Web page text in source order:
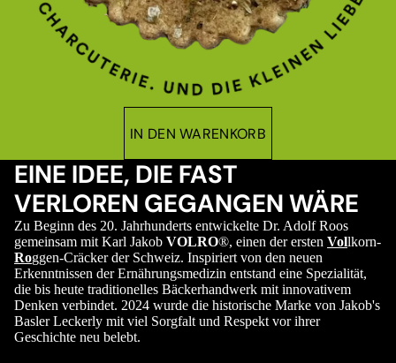
IN DEN WARENKORB
EINE IDEE, DIE FAST
VERLOREN GEGANGEN WÄRE
Zu Beginn des 20. Jahrhunderts entwickelte Dr. Adolf Roos
gemeinsam mit Karl Jakob VOLRO®, einen der ersten Vollkorn-
Roggen-Cräcker der Schweiz. Inspiriert von den neuen
Erkenntnissen der Ernährungsmedizin entstand eine Spezialität,
die bis heute traditionelles Bäckerhandwerk mit innovativem
Denken verbindet. 2024 wurde die historische Marke von Jakob's
Basler Leckerly mit viel Sorgfalt und Respekt vor ihrer
Geschichte neu belebt.